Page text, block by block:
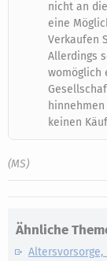
nicht an
eine
Verkaufen
Allerdings
womöglich
keinen
(MS)
Ähnliche
Altersvorsorge,